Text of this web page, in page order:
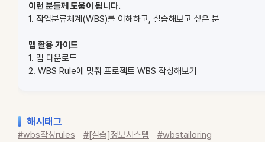
이런 분들께 도움이 됩니다.
1. 작업분류체계(WBS)를 이해하고, 실습해보고 싶은 분
맵 활용 가이드
1. 맵 다운로드
2. WBS Rule에 맞춰 프로젝트 WBS 작성해보기
해시태그
#wbs작성rules #[실습]정보시스템
#wbstailoring